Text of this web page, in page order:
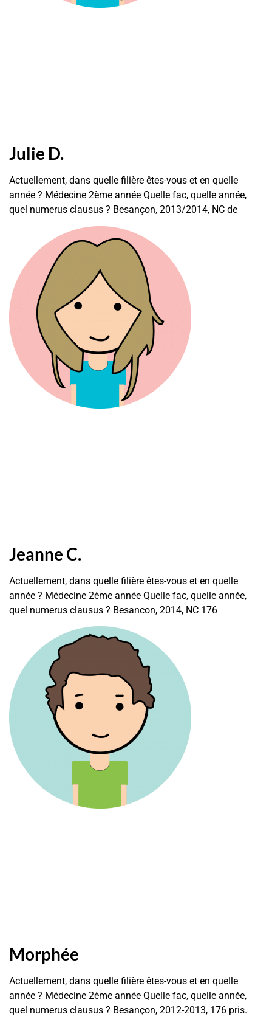
Julie D.
Actuellement, dans quelle filière êtes-vous et en quelle
année ? Médecine 2ème année Quelle fac, quelle année,
quel numerus clausus ? Besançon, 2013/2014, NC de
Jeanne C.
Actuellement, dans quelle filière êtes-vous et en quelle
année ? Médecine 2ème année Quelle fac, quelle année,
quel numerus clausus ? Besancon, 2014, NC 176
Morphée
Actuellement, dans quelle filière êtes-vous et en quelle
année ? Médecine 2ème année Quelle fac, quelle année,
quel numerus clausus ? Besançon, 2012-2013, 176 pris.